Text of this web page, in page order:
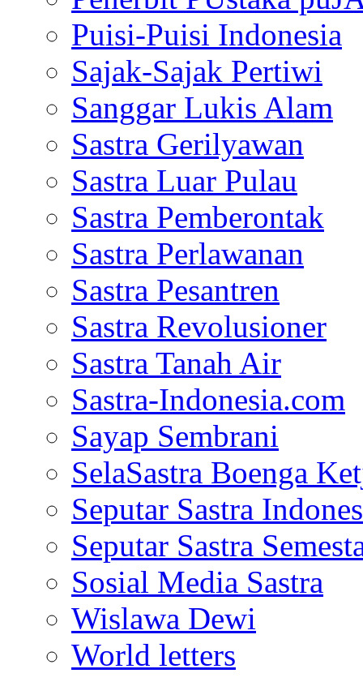
Puisi-Puisi Indonesia
Sajak-Sajak Pertiwi
Sanggar Lukis Alam
Sastra Gerilyawan
Sastra Luar Pulau
Sastra Pemberontak
Sastra Perlawanan
Sastra Pesantren
Sastra Revolusioner
Sastra Tanah Air
Sastra-Indonesia.com
Sayap Sembrani
SelaSastra Boenga
Seputar Sastra
Seputar Sastra
Sosial Media Sastra
Wislawa Dewi
World letters